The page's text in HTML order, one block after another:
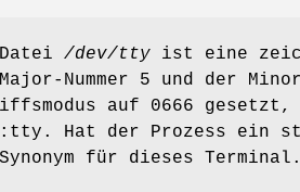
/dev/tty ist eine
Nummer 5 und der
auf 0666
Hat der Prozess ein
für dieses Terminal.